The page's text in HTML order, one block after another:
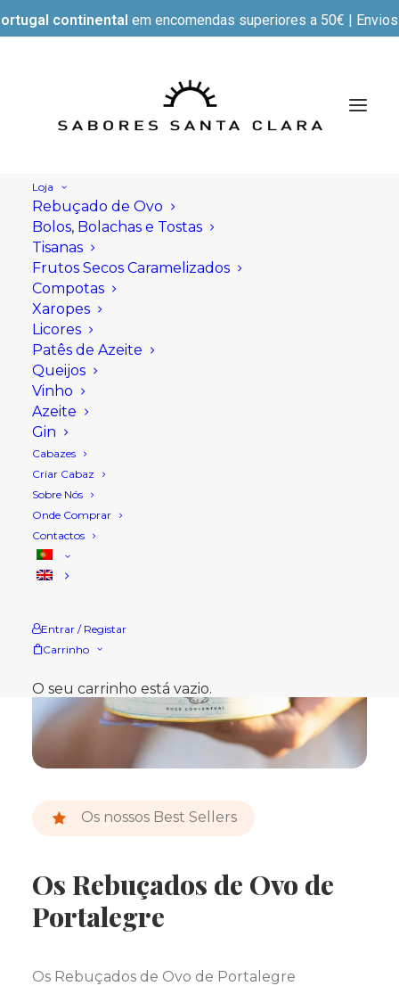
continental em encomendas superiores a 50€ |
Loja
Rebuçado de Ovo
Bolos, Bolachas e Tostas
Tisanas
Frutos Secos Caramelizados
Compotas
Xaropes
Licores
Patês de Azeite
Queijos
Vinho
Azeite
Gin
Cabazes
Criar Cabaz
Sobre Nós
Onde Comprar
Contactos
Entrar / Registar
Carrinho
O seu carrinho está vazio.
Os nossos Best Sellers
Os Rebuçados de Ovo de
Portalegre
Os Rebuçados de Ovo de Portalegre